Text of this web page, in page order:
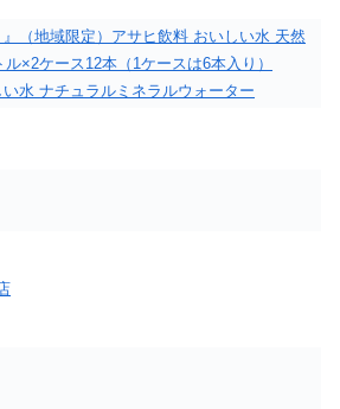
』（地域限定）アサヒ飲料 おいしい水 天然
×2ケース12本（1ケースは6本入り）
水 ナチュラルミネラルウォーター